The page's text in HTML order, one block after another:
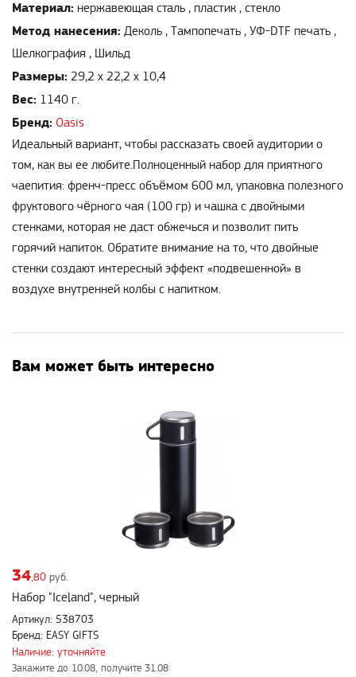
Материал: нержавеющая сталь , пластик , стекло
Метод нанесения:
Шелкография , Шильд
Размеры: 29,2 х 22,2 х 10,4
Вес: 1140 г.
Бренд: Oasis
Идеальный вариант, чтобы рассказать своей аудитории о
том, как вы ее любите.Полноценный набор для приятного
чаепития: френч-пресс объёмом 600 мл, упаковка полезного
фруктового чёрного чая (100 гр) и чашка с двойными
стенками, которая не даст обжечься и позволит пить
горячий напиток. Обратите внимание на то, что двойные
стенки создают интересный эффект «подвешенной» в
воздухе внутренней колбы с напитком.
Вам может быть интересно
34,80 руб.
Набор "Iceland", черный
Артикул: 538703
Бренд: EASY GIFTS
Наличие: уточняйте
Закажите до 10.08, получите 31.08